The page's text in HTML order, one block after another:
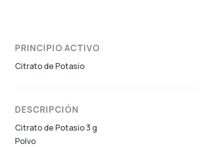
PRINCIPIO ACTIVO
Citrato de Potasio
DESCRIPCIÓN
Citrato de Potasio 3 g
Polvo